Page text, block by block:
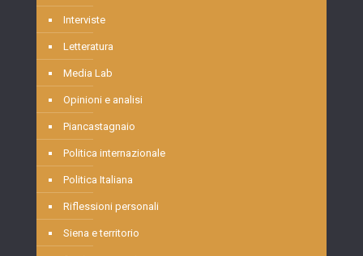
Interviste
Letteratura
Media Lab
Opinioni e analisi
Piancastagnaio
Politica internazionale
Politica Italiana
Riflessioni personali
Siena e territorio